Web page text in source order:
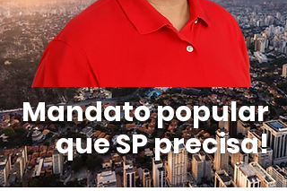
Mandato popular
que SP precisa!